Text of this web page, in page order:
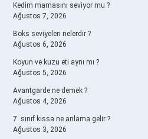
Kedim mamasını seviyor mu ?
Ağustos 7, 2026
Boks seviyeleri nelerdir ?
Ağustos 6, 2026
Koyun ve kuzu eti aynı mı ?
Ağustos 5, 2026
Avantgarde ne demek ?
Ağustos 4, 2026
7. sınıf kıssa ne anlama gelir ?
Ağustos 3, 2026